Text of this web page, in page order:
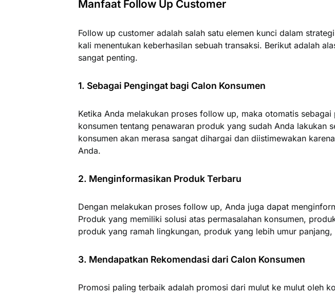
Manfaat Follow Up Customer
Follow up customer adalah salah satu elemen kunci dalam
kali menentukan keberhasilan sebuah transaksi. Berikut adalah
sangat penting.
1. Sebagai Pengingat bagi Calon Konsumen
Ketika Anda melakukan proses follow up, maka otomatis
konsumen tentang penawaran produk yang sudah Anda lakukan
konsumen akan merasa sangat dihargai dan diistimewakan
Anda.
2. Menginformasikan Produk Terbaru
Dengan melakukan proses follow up, Anda juga dapat
Produk yang memiliki solusi atas permasalahan konsumen,
produk yang ramah lingkungan, produk yang lebih umur panjang,
3. Mendapatkan Rekomendasi dari Calon Konsumen
Promosi paling terbaik adalah promosi dari mulut ke mulut oleh